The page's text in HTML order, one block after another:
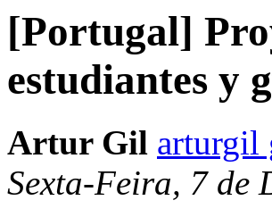
[Portugal]
estudiantes y
Artur Gil arturgil
Sexta-Feira, 7 de